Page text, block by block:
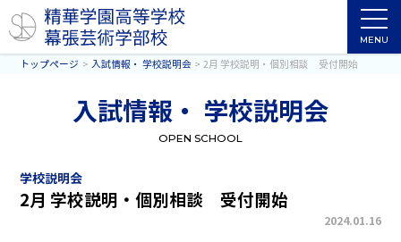
MENU
トップページ 入試情報・ 学校説明会 2月 学校説明・個別相談 受付開始
入試情報・ 学校説明会
OPEN SCHOOL
学校説明会
2月 学校説明・個別相談 受付開始
2024.01.16